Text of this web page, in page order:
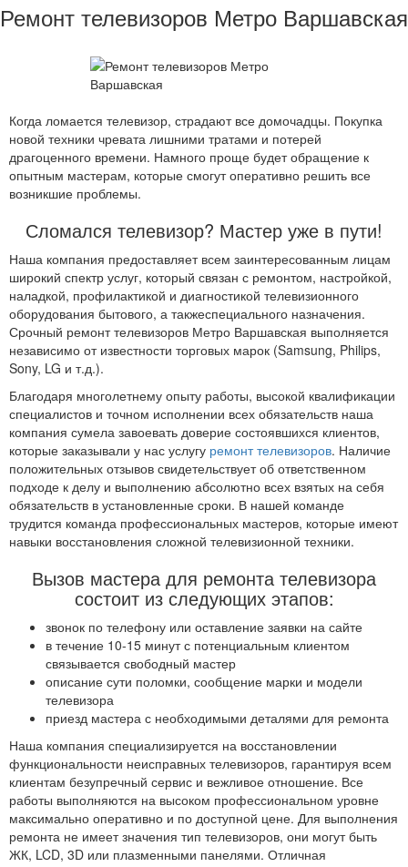
Ремонт телевизоров Метро Варшавская
Когда ломается телевизор, страдают все домочадцы. Покупка
новой техники чревата лишними тратами и потерей
драгоценного времени. Намного проще будет обращение к
опытным мастерам, которые смогут оперативно решить все
возникшие проблемы.
Сломался телевизор? Мастер уже в пути!
Наша компания предоставляет всем заинтересованным лицам
широкий спектр услуг, который связан с ремонтом, настройкой,
наладкой, профилактикой и диагностикой телевизионного
оборудования бытового, а такжеспециального назначения.
Срочный ремонт телевизоров Метро Варшавская выполняется
независимо от известности торговых марок (Samsung, Philips,
Sony, LG и т.д.).
Благодаря многолетнему опыту работы, высокой квалификации
специалистов и точном исполнении всех обязательств наша
компания сумела завоевать доверие состоявшихся клиентов,
которые заказывали у нас услугу ремонт телевизоров. Наличие
положительных отзывов свидетельствует об ответственном
подходе к делу и выполнению абсолютно всех взятых на себя
обязательств в установленные сроки. В нашей команде
трудится команда профессиональных мастеров, которые имеют
навыки восстановления сложной телевизионной техники.
Вызов мастера для ремонта телевизора
состоит из следующих этапов:
звонок по телефону или оставление заявки на сайте
в течение 10-15 минут с потенциальным клиентом
связывается свободный мастер
описание сути поломки, сообщение марки и модели
телевизора
приезд мастера с необходимыми деталями для ремонта
Наша компания специализируется на восстановлении
функциональности неисправных телевизоров, гарантируя всем
клиентам безупречный сервис и вежливое отношение. Все
работы выполняются на высоком профессиональном уровне
максимально оперативно и по доступной цене. Для выполнения
ремонта не имеет значения тип телевизоров, они могут быть
ЖК, LCD, 3D или плазменными панелями. Отличная